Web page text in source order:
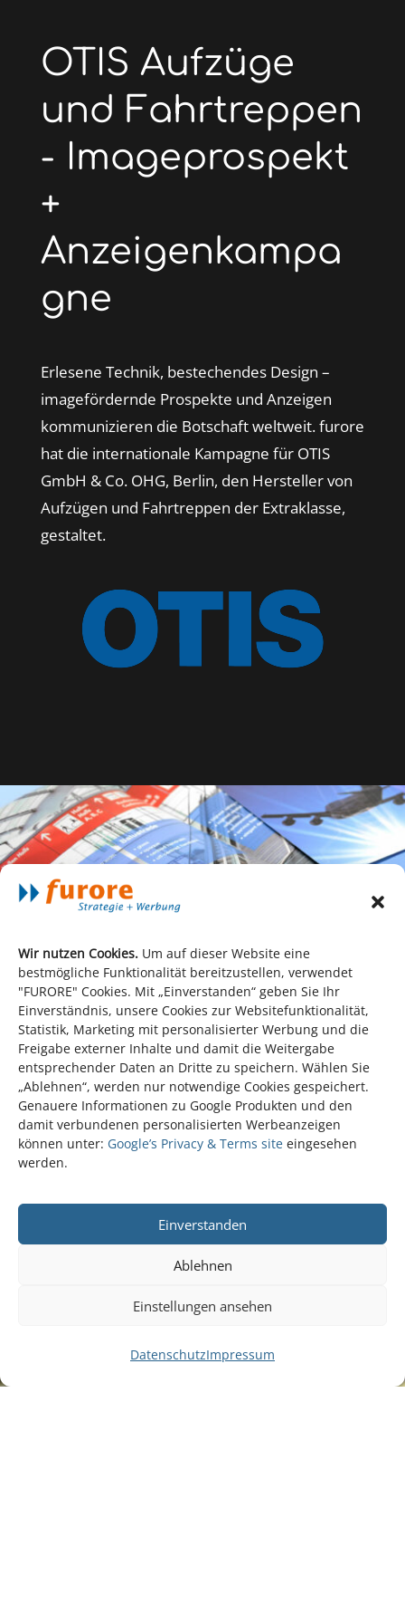
Wir nutzen Cookies. Um auf dieser Website eine
bestmögliche Funktionalität bereitzustellen, verwendet
"FURORE" Cookies. Mit „Einverstanden“ geben Sie Ihr
Einverständnis, unsere Cookies zur Websitefunktionalität,
Statistik, Marketing mit personalisierter Werbung und die
Freigabe externer Inhalte und damit die Weitergabe
entsprechender Daten an Dritte zu speichern. Wählen Sie
„Ablehnen“, werden nur notwendige Cookies gespeichert.
Genauere Informationen zu Google Produkten und den
damit verbundenen personalisierten Werbeanzeigen
können unter: Google’s Privacy & Terms site eingesehen
werden.
Einverstanden
Ablehnen
Einstellungen ansehen
DatenschutzImpressum
OTIS Aufzüge
und Fahrtreppen
- Imageprospekt
+
Anzeigenkampa
gne
Erlesene Technik, bestechendes Design –
imagefördernde Prospekte und Anzeigen
kommunizieren die Botschaft weltweit. furore
hat die internationale Kampagne für OTIS
GmbH & Co. OHG, Berlin, den Hersteller von
Aufzügen und Fahrtreppen der Extraklasse,
gestaltet.
Großformatiges Keyvisual, leichtverdauliches
Informationslevel fördern den Imageaufbau im
Prospekt.